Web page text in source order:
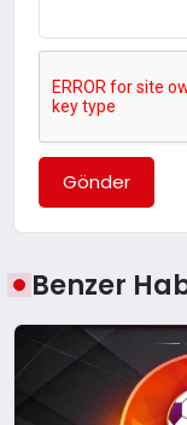
Gönder
Benzer